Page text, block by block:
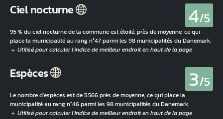
Ciel nocturne 4/5
95 % du ciel nocturne de la commune est étoilé, près de moyenne, ce qui
place la municipalité au rang n°47 parmi les 98 municipalités du Danemark.
Espèces 3/5
Le nombre d'espèces est de 5.566 près de moyenne, ce qui place la
municipalité au rang n°46 parmi les 98 municipalités du Danemark.